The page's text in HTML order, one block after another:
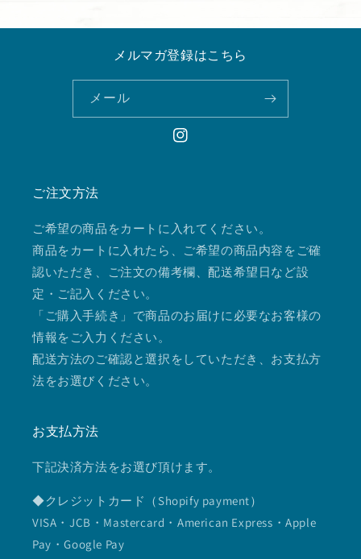
メルマガ登録はこちら
メール
Instagram
ご注文方法
ご希望の商品をカートに入れてください。
商品をカートに入れたら、ご希望の商品内容をご確
認いただき、ご注文の備考欄、配送希望日など設
定・ご記入ください。
「ご購入手続き」で商品のお届けに必要なお客様の
情報をご入力ください。
配送方法のご確認と選択をしていただき、お支払方
法をお選びください。
お支払方法
下記決済方法をお選び頂けます。
◆クレジットカード（Shopify payment）
VISA・JCB・Mastercard・American Express・Apple
Pay・Google Pay